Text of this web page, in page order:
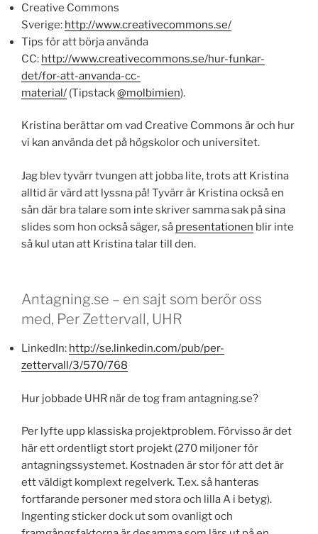
Creative Commons
Sverige: http://www.creativecommons.se/
Tips för att börja använda
CC: http://www.creativecommons.se/hur-funkar-
det/for-att-anvanda-cc-
material/ (Tipstack@molbimien).
Kristina berättar om vad Creative Commons är och hur
vi kan använda det på högskolor och universitet.
Jag blev tyvärr tvungen att jobba lite, trots att Kristina
alltid är värd att lyssna på! Tyvärr är Kristina också en
sån där bra talare som inte skriver samma sak på sina
slides som hon också säger, så presentationen blir inte
så kul utan att Kristina talar till den.
Antagning.se – en sajt som berör oss
med, Per Zettervall, UHR
LinkedIn: http://se.linkedin.com/pub/per-
zettervall/3/570/768
Hur jobbade UHR när de tog fram antagning.se?
Per lyfte upp klassiska projektproblem. Förvisso är det
här ett ordentligt stort projekt (270 miljoner för
antagningssystemet. Kostnaden är stor för att det är
ett väldigt komplext regelverk. T.ex. så hanteras
fortfarande personer med stora och lilla A i betyg).
Ingenting sticker dock ut som ovanligt och